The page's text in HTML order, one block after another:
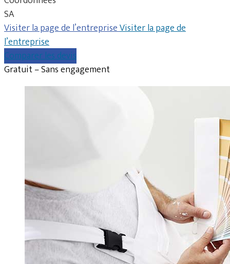
SA
Visiter la page de l’entrepriseVisiter la page de
l’entreprise
Comparer les devis
Gratuit – Sans engagement